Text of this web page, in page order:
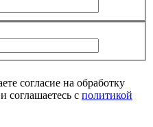
согласие на обработку
соглашаетесь с политикой